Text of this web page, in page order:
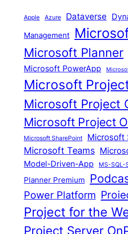
Apple Azure Dataverse
Management
Microsoft Planner
Microsoft PowerApp
Microsoft
Microsoft Project
Microsoft Project
Microsoft SharePoint Microsoft
Microsoft Teams
Model-Driven-App MS-SQL-
Planner Premium
Power Platform
Project for the
Project Server